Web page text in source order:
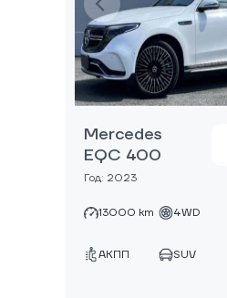
Mercedes
EQC 400
Год: 2023
13000 km 4WD
АКПП SUV